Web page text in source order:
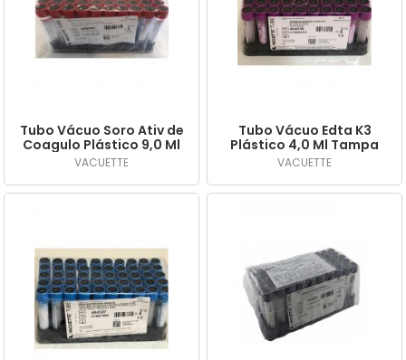
Tubo Vácuo Soro Ativ de
Coagulo Plástico 9,0 Ml
Tampa Vermelha c/ 50
VACUETTE
Tubo Vácuo Edta K3
Plástico 4,0 Ml Tampa
Roxa c/ 50 Und.
VACUETTE